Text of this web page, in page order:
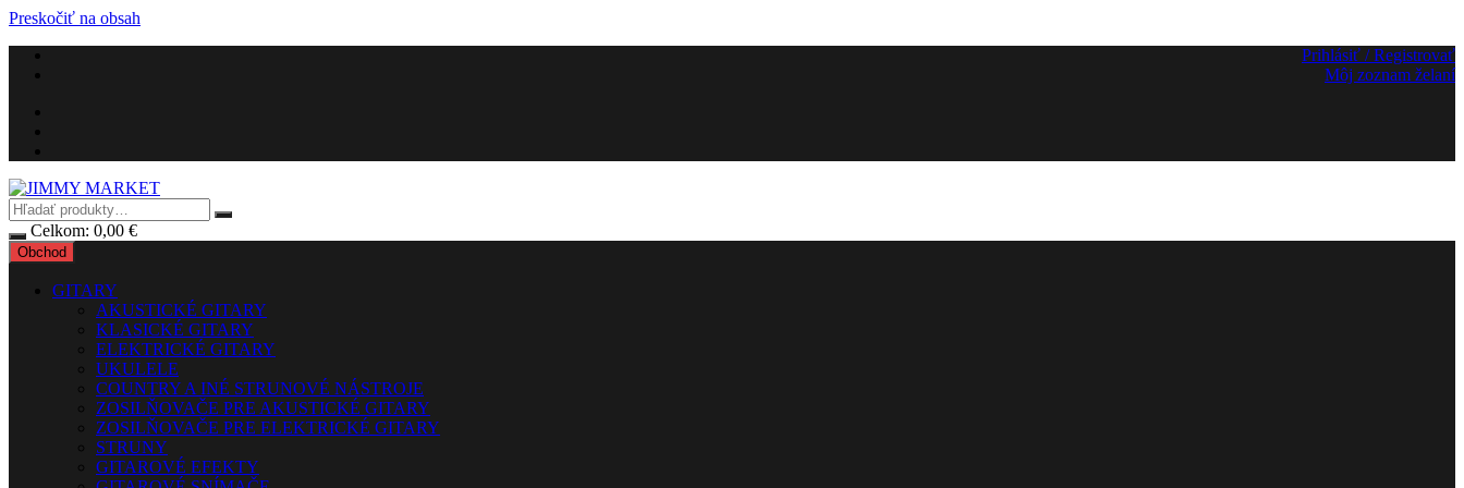
Preskočiť na obsah
Prihlásiť / Registrovať
Môj zoznam želaní
Celkom: 0,00 €
Obchod
GITARY
AKUSTICKÉ GITARY
KLASICKÉ GITARY
ELEKTRICKÉ GITARY
UKULELE
COUNTRY A INÉ STRUNOVÉ NÁSTROJE
ZOSILŇOVAČE PRE AKUSTICKÉ GITARY
ZOSILŇOVAČE PRE ELEKTRICKÉ GITARY
STRUNY
GITAROVÉ EFEKTY